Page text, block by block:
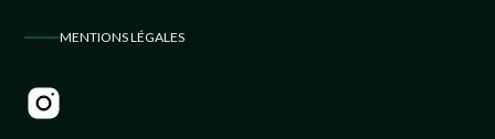
MENTIONS LÉGALES